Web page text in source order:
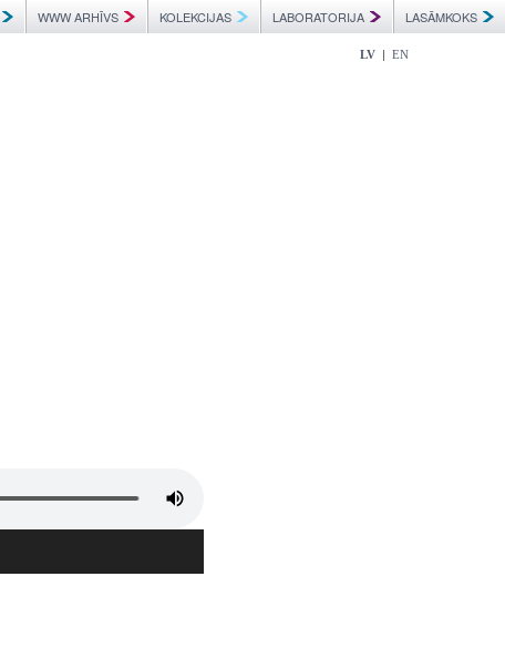
WWW ARHĪVS KOLEKCIJAS LABORATORIJA LASĀMKOKS
LV | EN